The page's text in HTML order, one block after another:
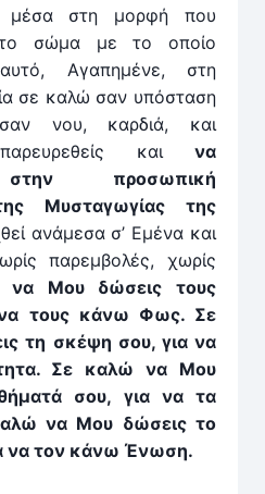
μέσα στη μορφή που
σώμα με το οποίο
Αγαπημένε, στη
σε καλώ σαν υπόσταση
νου, καρδιά, και
και να
στην προσωπική
Μυσταγωγίας της
ανάμεσα σ’ Εμένα και
παρεμβολές, χωρίς
Μου δώσεις τους
τους κάνω Φως. Σε
τη σκέψη σου, για να
Σε καλώ να Μου
σου, για να τα
να Μου δώσεις το
να τον κάνω Ένωση.